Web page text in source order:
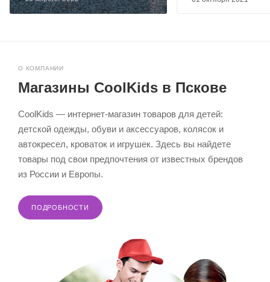
О КОМПАНИИ
Магазины CoolKids в Пскове
CoolKids — интернет-магазин товаров для детей:
детской одежды, обуви и аксессуаров, колясок и
автокресел, кроваток и игрушек. Здесь вы найдете
товары под свои предпочтения от известных брендов
из России и Европы.
ПОДРОБНОСТИ